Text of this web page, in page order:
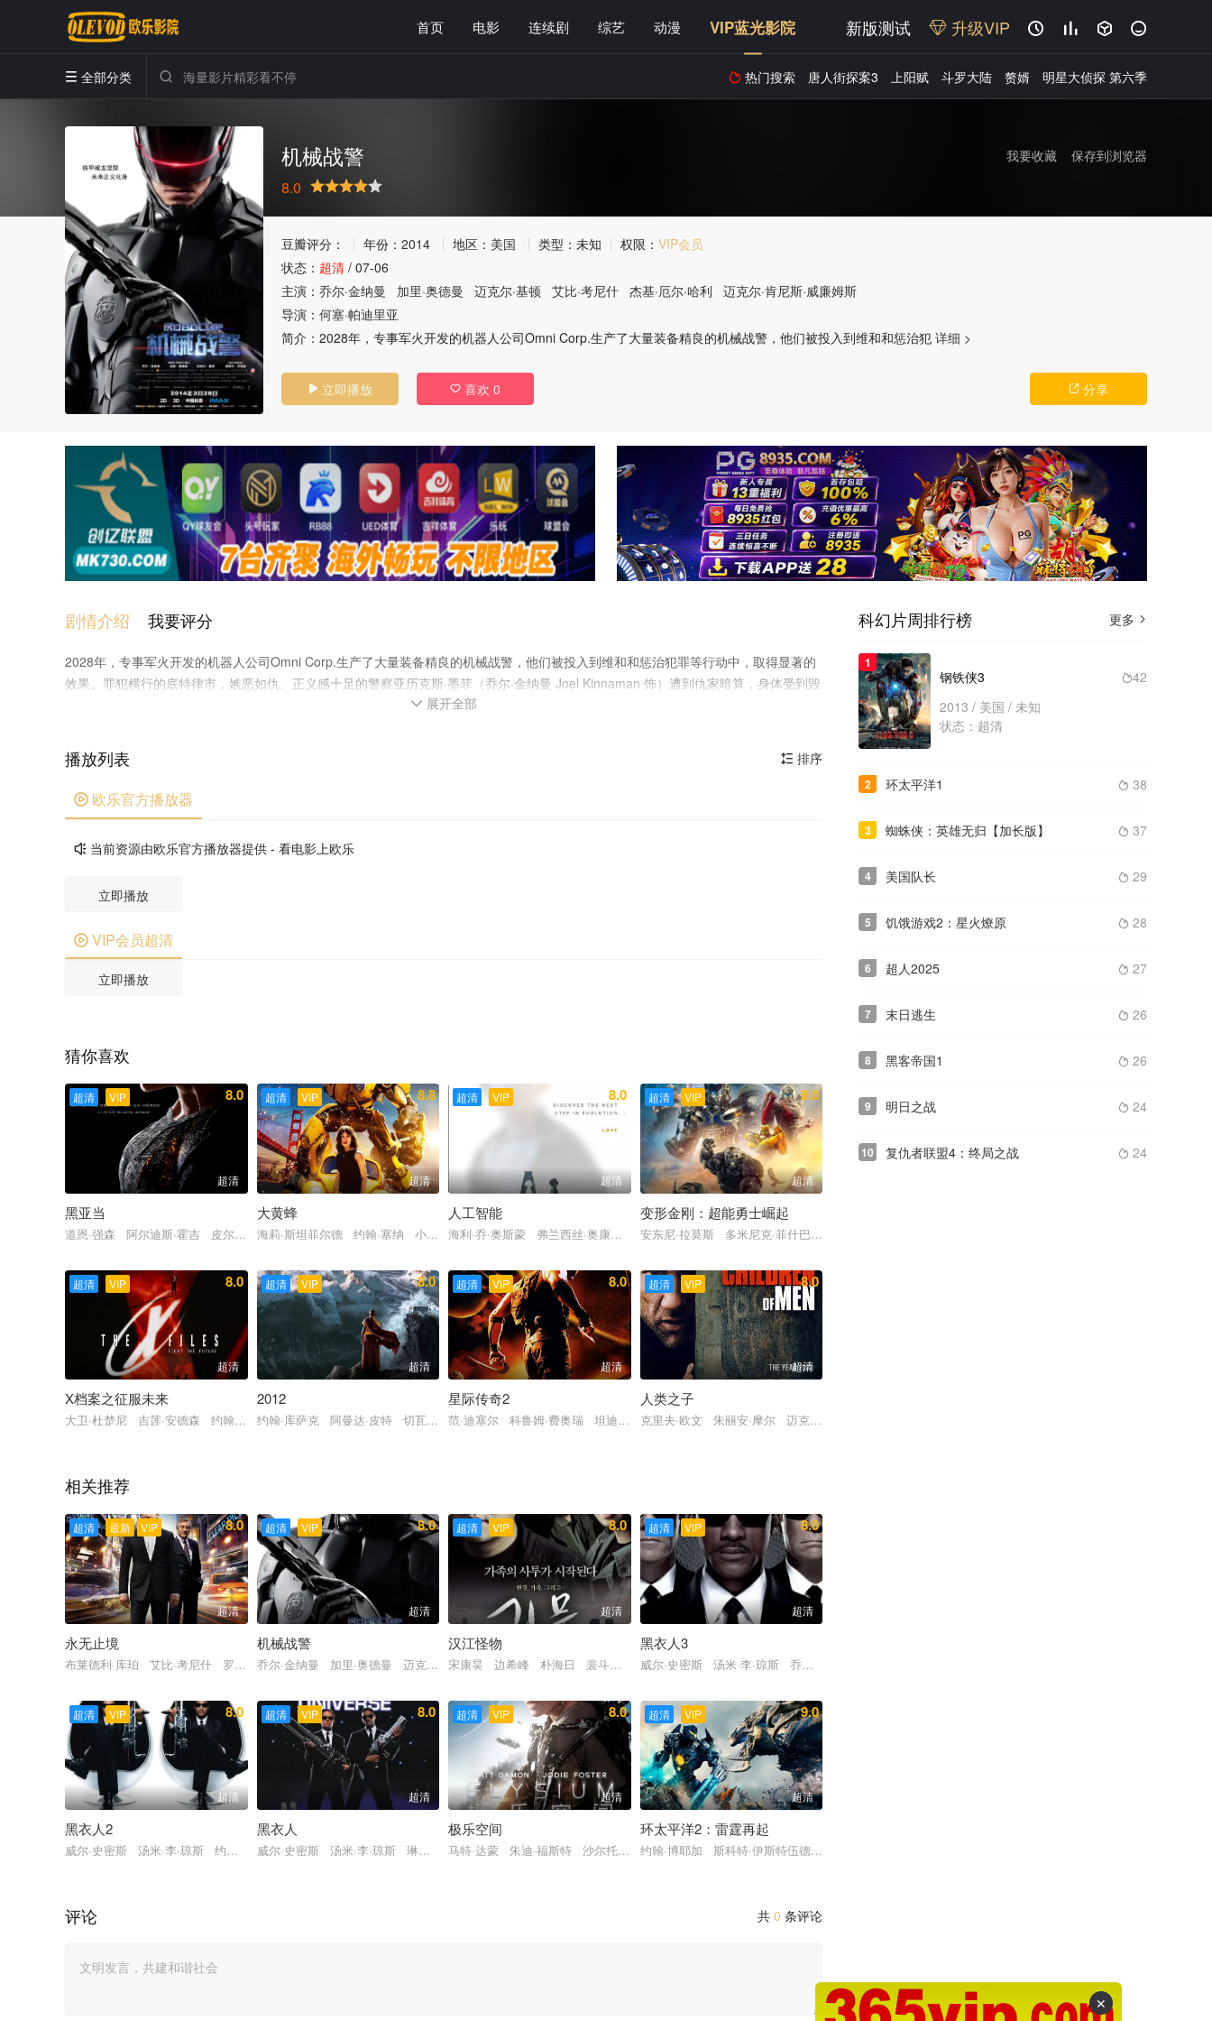
首页 电影 连续剧 综艺 动漫 VIP蓝光影院 新版测试 升级VIP    
 全部分类   热门搜索 唐人街探案3 上阳赋 斗罗大陆 赘婿 明星大侦探 第六季
保存到浏览器
我要收藏
机械战警
8.0
很差较差 推荐力荐
豆瓣评分： 年份： 2014 地区： 美国 类型： 未知 权限： VIP会员
状态： 超清 / 07-06
主演： 乔尔·金纳曼 加里·奥德曼 迈克尔·基顿 艾比·考尼什 杰基·厄尔·哈利
迈克尔·肯尼斯·威廉姆斯
导演： 何塞·帕迪里亚
简介： 2028年，专事军火开发的机器人公司Omni Corp.生产了大量装备精良的机械战警，他们被投入到维和和惩治犯 详细 >
 立即播放  喜欢 0  分享
剧情介绍 我要评分
2028年，专事军火开发的机器人公司Omni Corp.生产了大量装备精良的机械战警，他们被投入到维和和惩治犯罪等行动中，取得显著的
效果。罪犯横行的底特律市，嫉恶如仇、正义感十足的警察亚历克斯·墨菲（乔尔·金纳曼 Joel Kinnaman 饰）遭到仇家暗算，身体受到毁
灭性破坏。借助于Omni公司天才博士丹尼特·诺顿（加里·奥德曼 Gary Oldman 饰）最前沿的技术，墨菲以机械战警的形态复活。数轮严
饰）和儿子大卫却再难从他身上感觉亲人的温暖。 感知到妻儿的痛苦，墨菲决心向策划杀害自己的犯罪头子展开反击……
 展开全部
 排序
播放列表
 欧乐官方播放器
 当前资源由欧乐官方播放器提供 - 看电影上欧乐
立即播放
 VIP会员超清
立即播放
猜你喜欢
VIP
超清 8.0
超清
黑亚当
道恩·强森 阿尔迪斯·霍吉 皮尔斯·布鲁斯南 诺亚·琴蒂内奥 莎拉·夏希
VIP
超清 8.8
超清
大黄蜂
海莉·斯坦菲尔德 约翰·塞纳 小豪尔赫·兰登伯格 杰森·德鲁克 贾斯汀·塞洛克斯
VIP
超清 8.0
超清
人工智能
海利·乔·奥斯蒙 弗兰西丝·奥康纳 山姆·洛巴兹 杰克·托马斯 裘德·洛
VIP
超清 8.0
超清
变形金刚：超能勇士崛起
安东尼·拉莫斯 多米尼克·菲什巴克 彼特·库伦 朗·普尔曼 彼特·丁拉基
VIP
超清 8.0
超清
X档案之征服未来
大卫·杜楚尼 吉莲·安德森 约翰·内威尔 威廉·B·戴维斯 米彻·佩勒吉
VIP
超清 8.0
超清
2012
约翰·库萨克 阿曼达·皮特 切瓦特·埃加福 坦迪·牛顿 奥利弗·普莱特
VIP
超清 8.0
超清
星际传奇2
范·迪塞尔 科鲁姆·费奥瑞 坦迪·牛顿 朱迪·丹奇 卡尔·厄本
VIP
超清 8.0
超清
人类之子
克里夫·欧文 朱丽安·摩尔 迈克尔·凯恩 克莱尔-霍普·阿什蒂 查理·汉纳姆
相关推荐
最新 VIP
超清 8.0
超清
永无止境
布莱德利·库珀 艾比·考尼什 罗伯特·德尼罗 安德鲁·霍华德 安娜·弗莱尔
VIP
超清 8.0
超清
机械战警
乔尔·金纳曼 加里·奥德曼 迈克尔·基顿 艾比·考尼什 杰基·厄尔·哈利 迈克尔·肯尼斯·威廉姆斯
VIP
超清 8.0
超清
汉江怪物
宋康昊 边希峰 朴海日 裴斗娜 高我星 吴达洙 李在应 尹宰文 金雷夏 朴努植 高素熙 大卫·杰瑟夫·安西尔莫 克林顿·摩根 斯科特·威
VIP
超清 8.0
超清
黑衣人3
威尔·史密斯 汤米·李·琼斯 乔什·布洛林 杰梅奈·克莱门特 艾玛·汤普森 尼可·斯彻金格 爱丽丝·伊芙 大
VIP
超清 8.0
超清
黑衣人2
威尔·史密斯 汤米·李·琼斯 约翰尼·诺克斯维尔 罗莎里奥·道森 雷普·汤恩 拉腊·弗林·鲍尔 帕特里克·沃伯顿 迈克尔·杰克逊
VIP
超清 8.0
超清
黑衣人
威尔·史密斯 汤米·李·琼斯 琳达·费奥伦蒂诺 文森特·多诺费奥 雷普·汤恩 托尼·夏尔赫布
VIP
超清 8.0
超清
极乐空间
马特·达蒙 朱迪·福斯特 沙尔托·科普雷 艾莉丝·布拉加 迭戈·卢纳
VIP
超清 9.0
超清
环太平洋2：雷霆再起
约翰·博耶加 斯科特·伊斯特伍德 卡莉·史派妮 景甜 查理·戴
共 0 条评论
评论
更多 
科幻片周排行榜
1
42
钢铁侠3
2013 / 美国 / 未知
状态：超清
2  38
环太平洋1
3  37
蜘蛛侠：英雄无归【加长版】
4  29
美国队长
5  28
饥饿游戏2：星火燎原
6  27
超人2025
7  26
末日逃生
8  26
黑客帝国1
9  24
明日之战
10  24
复仇者联盟4：终局之战
✕